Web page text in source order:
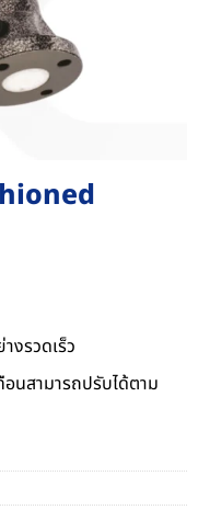
งรวดเร็ว
อนสามารถปรับได้ตาม